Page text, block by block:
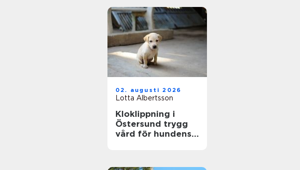
02. augusti 2026
Lotta Albertsson
Kloklippning i
Östersund trygg
vård för hundens